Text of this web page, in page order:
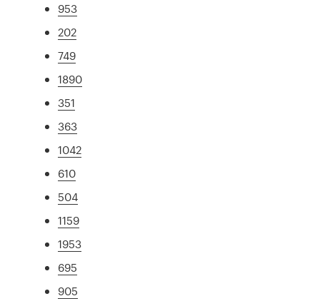
953
202
749
1890
351
363
1042
610
504
1159
1953
695
905